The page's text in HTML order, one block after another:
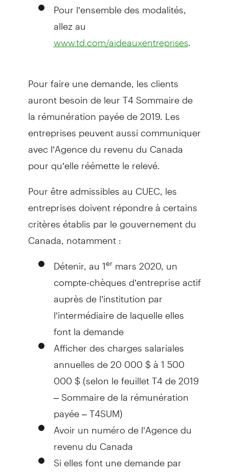
Pour l’ensemble des modalités,
allez au
www.td.com/aideauxentreprises.
Pour faire une demande, les clients
auront besoin de leur T4 Sommaire de
la rémunération payée de 2019. Les
entreprises peuvent aussi communiquer
avec l’Agence du revenu du Canada
pour qu’elle réémette le relevé.
Pour être admissibles au CUEC, les
entreprises doivent répondre à certains
critères établis par le gouvernement du
Canada, notamment :
Détenir, au 1ermars 2020, un
compte-chèques d’entreprise actif
auprès de l’institution par
l’intermédiaire de laquelle elles
font la demande
Afficher des charges salariales
annuelles de 20 000 $ à 1 500
000 $ (selon le feuillet T4 de 2019
– Sommaire de la rémunération
payée – T4SUM)
Avoir un numéro de l’Agence du
revenu du Canada
Si elles font une demande par